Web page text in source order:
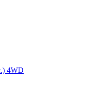
4WD